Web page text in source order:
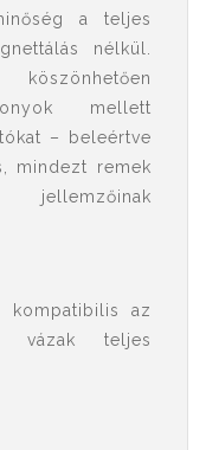
a teljes
nélkül.
mellett
– beleértve
mindezt remek
jellemzőinak
kompatibilis az
vázak teljes